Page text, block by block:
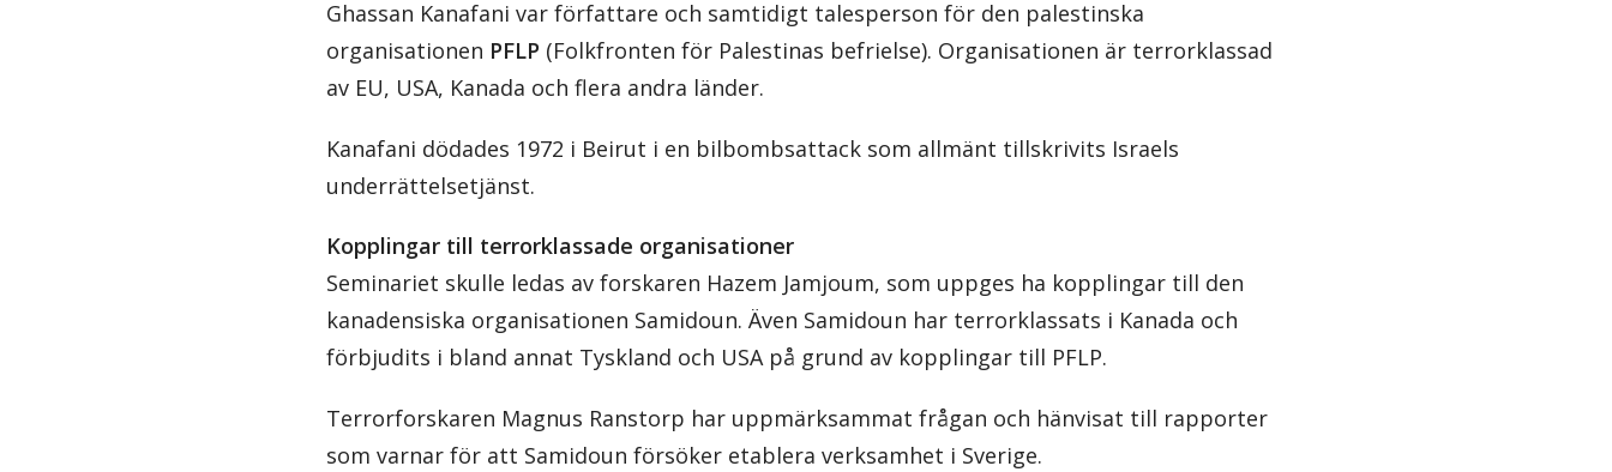
Ghassan Kanafani var författare och samtidigt talesperson för den palestinska
organisationen PFLP (Folkfronten för Palestinas befrielse). Organisationen är terrorklassad
av EU, USA, Kanada och flera andra länder.
Kanafani dödades 1972 i Beirut i en bilbombsattack som allmänt tillskrivits Israels
underrättelsetjänst.
Kopplingar till terrorklassade organisationer
Seminariet skulle ledas av forskaren Hazem Jamjoum, som uppges ha kopplingar till den
kanadensiska organisationen Samidoun. Även Samidoun har terrorklassats i Kanada och
förbjudits i bland annat Tyskland och USA på grund av kopplingar till PFLP.
Terrorforskaren Magnus Ranstorp har uppmärksammat frågan och hänvisat till rapporter
som varnar för att Samidoun försöker etablera verksamhet i Sverige.